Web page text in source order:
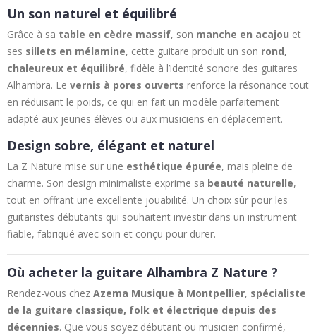
Un son naturel et équilibré
Grâce à sa table en cèdre massif, son manche en acajou et
ses sillets en mélamine, cette guitare produit un son rond,
chaleureux et équilibré, fidèle à l’identité sonore des guitares
Alhambra. Le vernis à pores ouverts renforce la résonance tout
en réduisant le poids, ce qui en fait un modèle parfaitement
adapté aux jeunes élèves ou aux musiciens en déplacement.
Design sobre, élégant et naturel
La Z Nature mise sur une esthétique épurée, mais pleine de
charme. Son design minimaliste exprime sa beauté naturelle,
tout en offrant une excellente jouabilité. Un choix sûr pour les
guitaristes débutants qui souhaitent investir dans un instrument
fiable, fabriqué avec soin et conçu pour durer.
Où acheter la guitare Alhambra Z Nature ?
Rendez-vous chez Azema Musique à Montpellier, spécialiste
de la guitare classique, folk et électrique depuis des
décennies. Que vous soyez débutant ou musicien confirmé,